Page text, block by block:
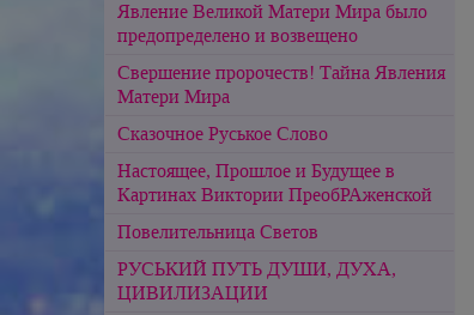
Явление Великой Матери Мира было
предопределено и возвещено
Свершение пророчеств! Тайна Явления
Матери Мира
Сказочное Руськое Слово
Настоящее, Прошлое и Будущее в
Картинах Виктории ПреобРАженской
Повелительница Светов
РУСЬКИЙ ПУТЬ ДУШИ, ДУХА,
ЦИВИЛИЗАЦИИ